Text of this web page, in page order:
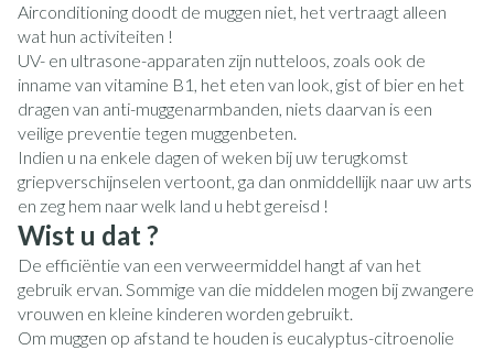
Airconditioning doodt de muggen niet, het vertraagt alleen
wat hun activiteiten !
UV- en ultrasone-apparaten zijn nutteloos, zoals ook de
inname van vitamine B1, het eten van look, gist of bier en het
dragen van anti-muggenarmbanden, niets daarvan is een
veilige preventie tegen muggenbeten.
Indien u na enkele dagen of weken bij uw terugkomst
griepverschijnselen vertoont, ga dan onmiddellijk naar uw arts
en zeg hem naar welk land u hebt gereisd !
Wist u dat ?
De efficiëntie van een verweermiddel hangt af van het
gebruik ervan. Sommige van die middelen mogen bij zwangere
vrouwen en kleine kinderen worden gebruikt.
Om muggen op afstand te houden is eucalyptus-citroenolie